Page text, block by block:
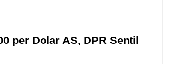
per Dolar AS, DPR Sentil